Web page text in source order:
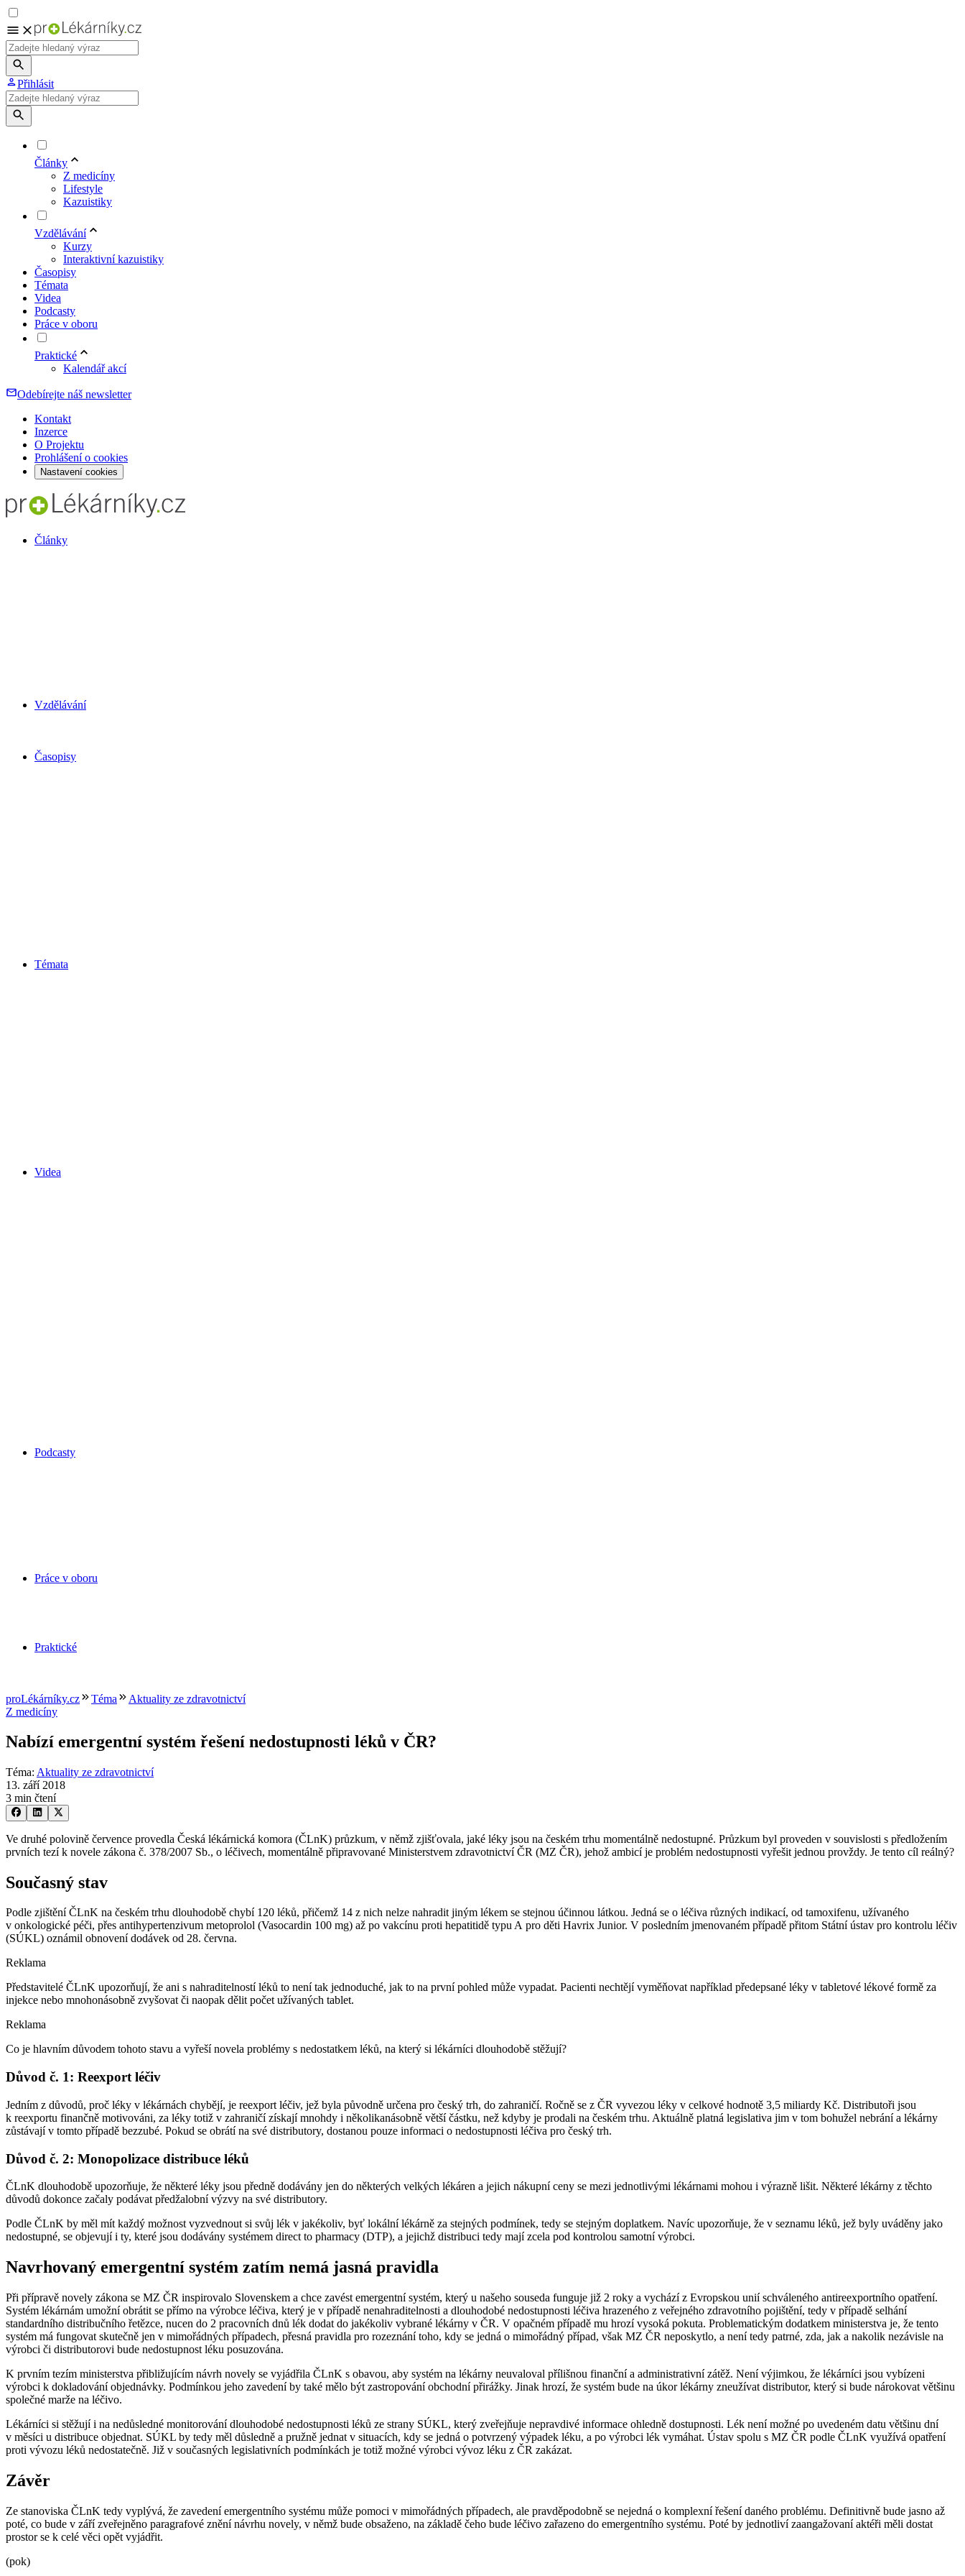
Přihlásit
Články
Z medicíny
Lifestyle
Kazuistiky
Vzdělávání
Kurzy
Interaktivní kazuistiky
Časopisy
Témata
Videa
Podcasty
Práce v oboru
Praktické
Kalendář akcí
Odebírejte náš newsletter
Kontakt
Inzerce
O Projektu
Prohlášení o cookies
Nastavení cookies
Články
Vzdělávání
Časopisy
Témata
Videa
Podcasty
Práce v oboru
Praktické
proLékárníky.cz Téma
Aktuality ze zdravotnictví
Z medicíny
Nabízí emergentní systém řešení nedostupnosti léků v ČR?
Téma: Aktuality ze zdravotnictví
13. září 2018
3 min čtení
Ve druhé polovině července provedla Česká lékárnická komora (ČLnK) průzkum, v němž zjišťovala, jaké léky jsou na českém trhu momentálně nedostupné. Průzkum byl proveden v souvislosti s předložením
prvních tezí k novele zákona č. 378/2007 Sb., o léčivech, momentálně připravované Ministerstvem zdravotnictví ČR (MZ ČR), jehož ambicí je problém nedostupnosti vyřešit jednou provždy. Je tento cíl reálný?
Současný stav
Podle zjištění ČLnK na českém trhu dlouhodobě chybí 120 léků, přičemž 14 z nich nelze nahradit jiným lékem se stejnou účinnou látkou. Jedná se o léčiva různých indikací, od tamoxifenu, užívaného
v onkologické péči, přes antihypertenzivum metoprolol (Vasocardin 100 mg) až po vakcínu proti hepatitidě typu A pro děti Havrix Junior. V posledním jmenovaném případě přitom Státní ústav pro kontrolu léčiv
(SÚKL) oznámil obnovení dodávek od 28. června.
Reklama
Představitelé ČLnK upozorňují, že ani s nahraditelností léků to není tak jednoduché, jak to na první pohled může vypadat. Pacienti nechtějí vyměňovat například předepsané léky v tabletové lékové formě za
injekce nebo mnohonásobně zvyšovat či naopak dělit počet užívaných tablet.
Reklama
Co je hlavním důvodem tohoto stavu a vyřeší novela problémy s nedostatkem léků, na který si lékárníci dlouhodobě stěžují?
Důvod č. 1: Reexport léčiv
Jedním z důvodů, proč léky v lékárnách chybějí, je reexport léčiv, jež byla původně určena pro český trh, do zahraničí. Ročně se z ČR vyvezou léky v celkové hodnotě 3,5 miliardy Kč. Distributoři jsou
k reexportu finančně motivováni, za léky totiž v zahraničí získají mnohdy i několikanásobně větší částku, než kdyby je prodali na českém trhu. Aktuálně platná legislativa jim v tom bohužel nebrání a lékárny
zůstávají v tomto případě bezzubé. Pokud se obrátí na své distributory, dostanou pouze informaci o nedostupnosti léčiva pro český trh.
Důvod č. 2: Monopolizace distribuce léků
ČLnK dlouhodobě upozorňuje, že některé léky jsou předně dodávány jen do některých velkých lékáren a jejich nákupní ceny se mezi jednotlivými lékárnami mohou i výrazně lišit. Některé lékárny z těchto
důvodů dokonce začaly podávat předžalobní výzvy na své distributory.
Podle ČLnK by měl mít každý možnost vyzvednout si svůj lék v jakékoliv, byť lokální lékárně za stejných podmínek, tedy se stejným doplatkem. Navíc upozorňuje, že v seznamu léků, jež byly uváděny jako
nedostupné, se objevují i ty, které jsou dodávány systémem direct to pharmacy (DTP), a jejichž distribuci tedy mají zcela pod kontrolou samotní výrobci.
Navrhovaný emergentní systém zatím nemá jasná pravidla
Při přípravě novely zákona se MZ ČR inspirovalo Slovenskem a chce zavést emergentní systém, který u našeho souseda funguje již 2 roky a vychází z Evropskou unií schváleného antireexportního opatření.
Systém lékárnám umožní obrátit se přímo na výrobce léčiva, který je v případě nenahraditelnosti a dlouhodobé nedostupnosti léčiva hrazeného z veřejného zdravotního pojištění, tedy v případě selhání
standardního distribučního řetězce, nucen do 2 pracovních dnů lék dodat do jakékoliv vybrané lékárny v ČR. V opačném případě mu hrozí vysoká pokuta. Problematickým dodatkem ministerstva je, že tento
systém má fungovat skutečně jen v mimořádných případech, přesná pravidla pro rozeznání toho, kdy se jedná o mimořádný případ, však MZ ČR neposkytlo, a není tedy patrné, zda, jak a nakolik nezávisle na
výrobci či distributorovi bude nedostupnost léku posuzována.
K prvním tezím ministerstva přibližujícím návrh novely se vyjádřila ČLnK s obavou, aby systém na lékárny neuvaloval přílišnou finanční a administrativní zátěž. Není výjimkou, že lékárníci jsou vybízeni
výrobci k dokladování objednávky. Podmínkou jeho zavedení by také mělo být zastropování obchodní přirážky. Jinak hrozí, že systém bude na úkor lékárny zneužívat distributor, který si bude nárokovat většinu
společné marže na léčivo.
Lékárníci si stěžují i na nedůsledné monitorování dlouhodobé nedostupnosti léků ze strany SÚKL, který zveřejňuje nepravdivé informace ohledně dostupnosti. Lék není možné po uvedeném datu většinu dní
v měsíci u distribuce objednat. SÚKL by tedy měl důsledně a pružně jednat v situacích, kdy se jedná o potvrzený výpadek léku, a po výrobci lék vymáhat. Ústav spolu s MZ ČR podle ČLnK využívá opatření
proti vývozu léků nedostatečně. Již v současných legislativních podmínkách je totiž možné výrobci vývoz léku z ČR zakázat.
Závěr
Ze stanoviska ČLnK tedy vyplývá, že zavedení emergentního systému může pomoci v mimořádných případech, ale pravděpodobně se nejedná o komplexní řešení daného problému. Definitivně bude jasno až
poté, co bude v září zveřejněno paragrafové znění návrhu novely, v němž bude obsaženo, na základě čeho bude léčivo zařazeno do emergentního systému. Poté by jednotliví zaangažovaní aktéři měli dostat
prostor se k celé věci opět vyjádřit.
(pok)